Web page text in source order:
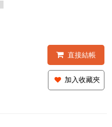
直接結帳
加入收藏夾